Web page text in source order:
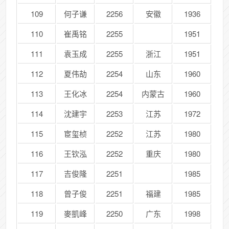
109
何子谦 2256 安徽
1936
110
崔禹铭 2255
1951
111
袁玉成 2255 浙江
1951
112
夏伟劼 2254 山东
1960
113
王化冰 2254 内蒙古
1960
114
沈建宇 2253 江苏
1972
115
宦玺桢 2252 江苏
1980
116
王钦泓 2252 重庆
1980
117
吉俊隆 2251
1985
118
曾子俊 2251 福建
1985
119
麥凱峰 2250 广东
1998